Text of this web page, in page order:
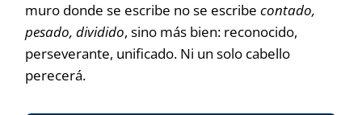
muro donde se escribe no se escribecontado,
pesado, dividido, sino más bien: reconocido,
perseverante, unificado. Ni un solo cabello
perecerá.